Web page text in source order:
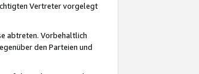
Vertreter vorgelegt
abtreten. Vorbehaltlich
den Parteien und